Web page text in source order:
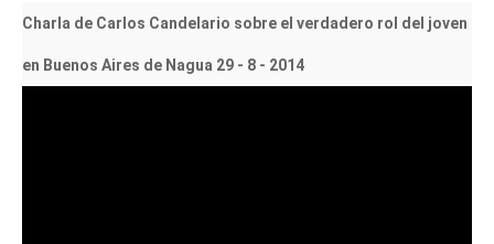
Charla de Carlos Candelario sobre el verdadero rol del joven
en Buenos Aires de Nagua 29 - 8 - 2014